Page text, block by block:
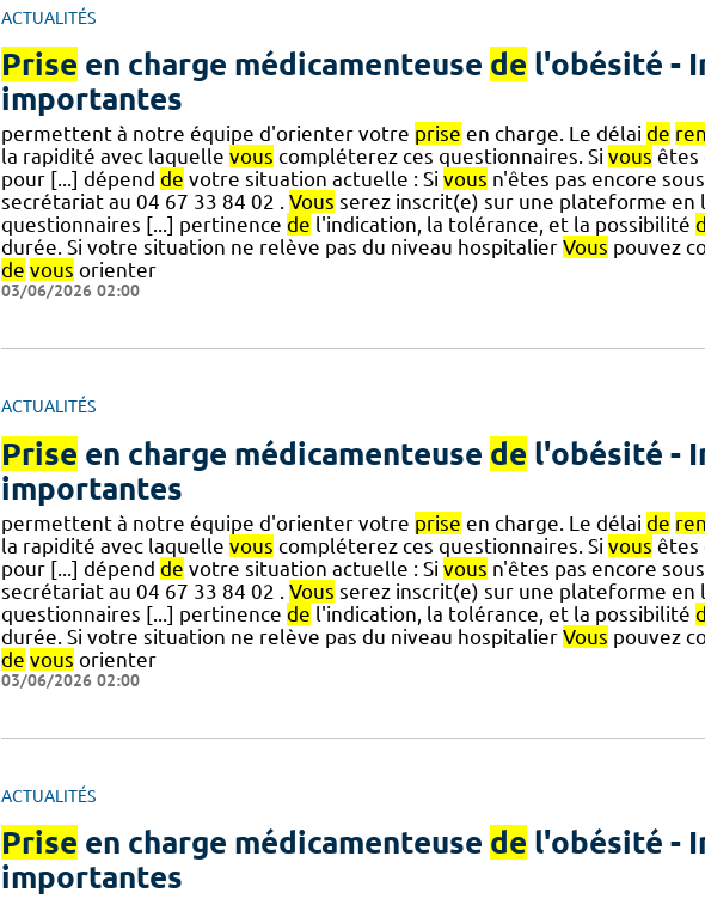
ACTUALITÉS
Prise en charge médicamenteuse de l'obésité -
importantes
permettent à notre équipe d'orienter votre prise en charge. Le délai de
la rapidité avec laquelle vous compléterez ces questionnaires. Si vous êtes
pour [...] dépend de votre situation actuelle : Si vous n'êtes pas encore
secrétariat au 04 67 33 84 02 . Vous serez inscrit(e) sur une plateforme en
questionnaires [...] pertinence de l'indication, la tolérance, et la possibilité
durée. Si votre situation ne relève pas du niveau hospitalier Vous pouvez
de vous orienter
03/06/2026 02:00
ACTUALITÉS
Prise en charge médicamenteuse de l'obésité -
importantes
permettent à notre équipe d'orienter votre prise en charge. Le délai de
la rapidité avec laquelle vous compléterez ces questionnaires. Si vous êtes
pour [...] dépend de votre situation actuelle : Si vous n'êtes pas encore
secrétariat au 04 67 33 84 02 . Vous serez inscrit(e) sur une plateforme en
questionnaires [...] pertinence de l'indication, la tolérance, et la possibilité
durée. Si votre situation ne relève pas du niveau hospitalier Vous pouvez
de vous orienter
03/06/2026 02:00
ACTUALITÉS
Prise en charge médicamenteuse de l'obésité -
importantes